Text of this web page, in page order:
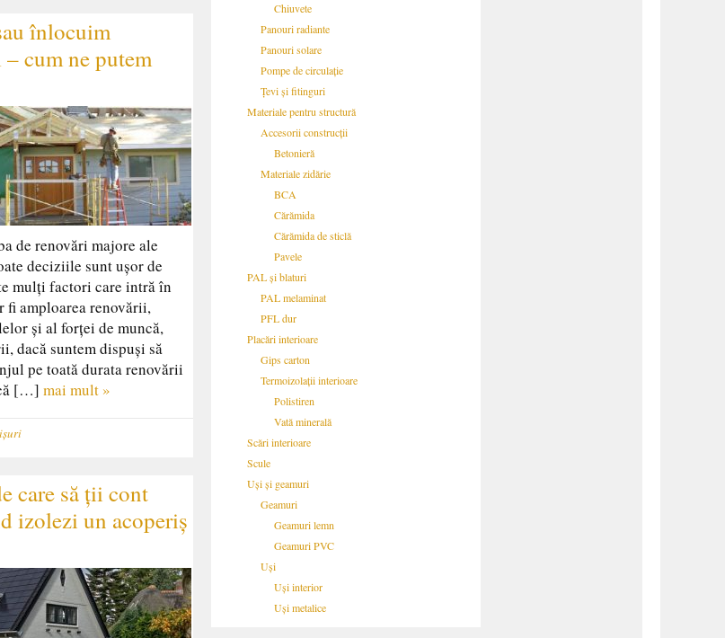
înlocuim
cum ne putem
de renovări majore ale
deciziile sunt ușor de
mulți factori care intră în
fi amploarea renovării,
și al forței de muncă,
dacă suntem dispuși să
pe toată durata renovării
[…]mai mult »
care să ții cont
izolezi un acoperiș
Chiuvete
Panouri radiante
Panouri solare
Pompe de circulație
Țevi și fitinguri
Materiale pentru structură
Accesorii construcții
Betonieră
Materiale zidărie
BCA
Cărămida
Cărămida de sticlă
Pavele
PAL și blaturi
PAL melaminat
PFL dur
Placări interioare
Gips carton
Termoizolații interioare
Polistiren
Vată minerală
Scări interioare
Scule
Uși și geamuri
Geamuri
Geamuri lemn
Geamuri PVC
Uși
Uși interior
Uși metalice